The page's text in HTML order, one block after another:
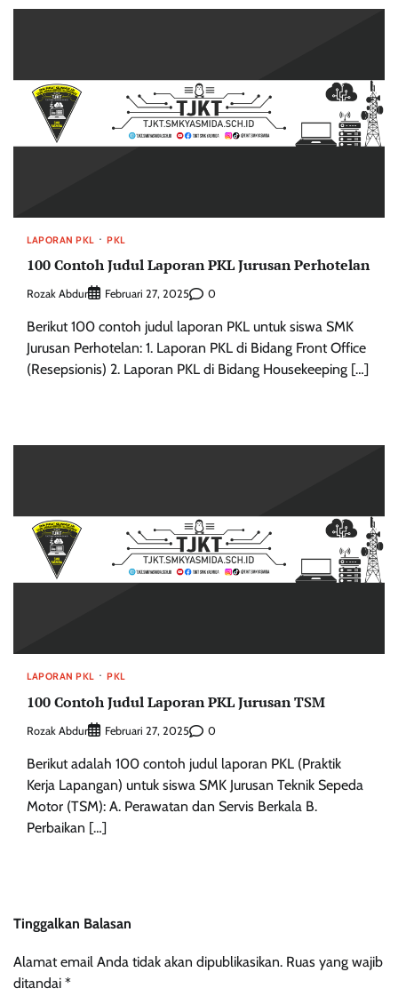
LAPORAN PKL PKL
100 Contoh Judul Laporan PKL Jurusan Perhotelan
Rozak Abdur Februari 27, 2025 0
Berikut 100 contoh judul laporan PKL untuk siswa SMK
Jurusan Perhotelan: 1. Laporan PKL di Bidang Front Office
(Resepsionis) 2. Laporan PKL di Bidang Housekeeping […]
LAPORAN PKL PKL
100 Contoh Judul Laporan PKL Jurusan TSM
Rozak Abdur Februari 27, 2025 0
Berikut adalah 100 contoh judul laporan PKL (Praktik
Kerja Lapangan) untuk siswa SMK Jurusan Teknik Sepeda
Motor (TSM): A. Perawatan dan Servis Berkala B.
Perbaikan […]
Tinggalkan Balasan
Alamat email Anda tidak akan dipublikasikan. Ruas yang wajib
ditandai *